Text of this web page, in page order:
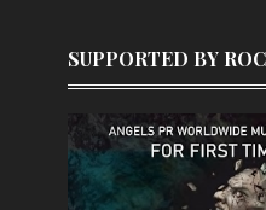
SUPPORTED BY